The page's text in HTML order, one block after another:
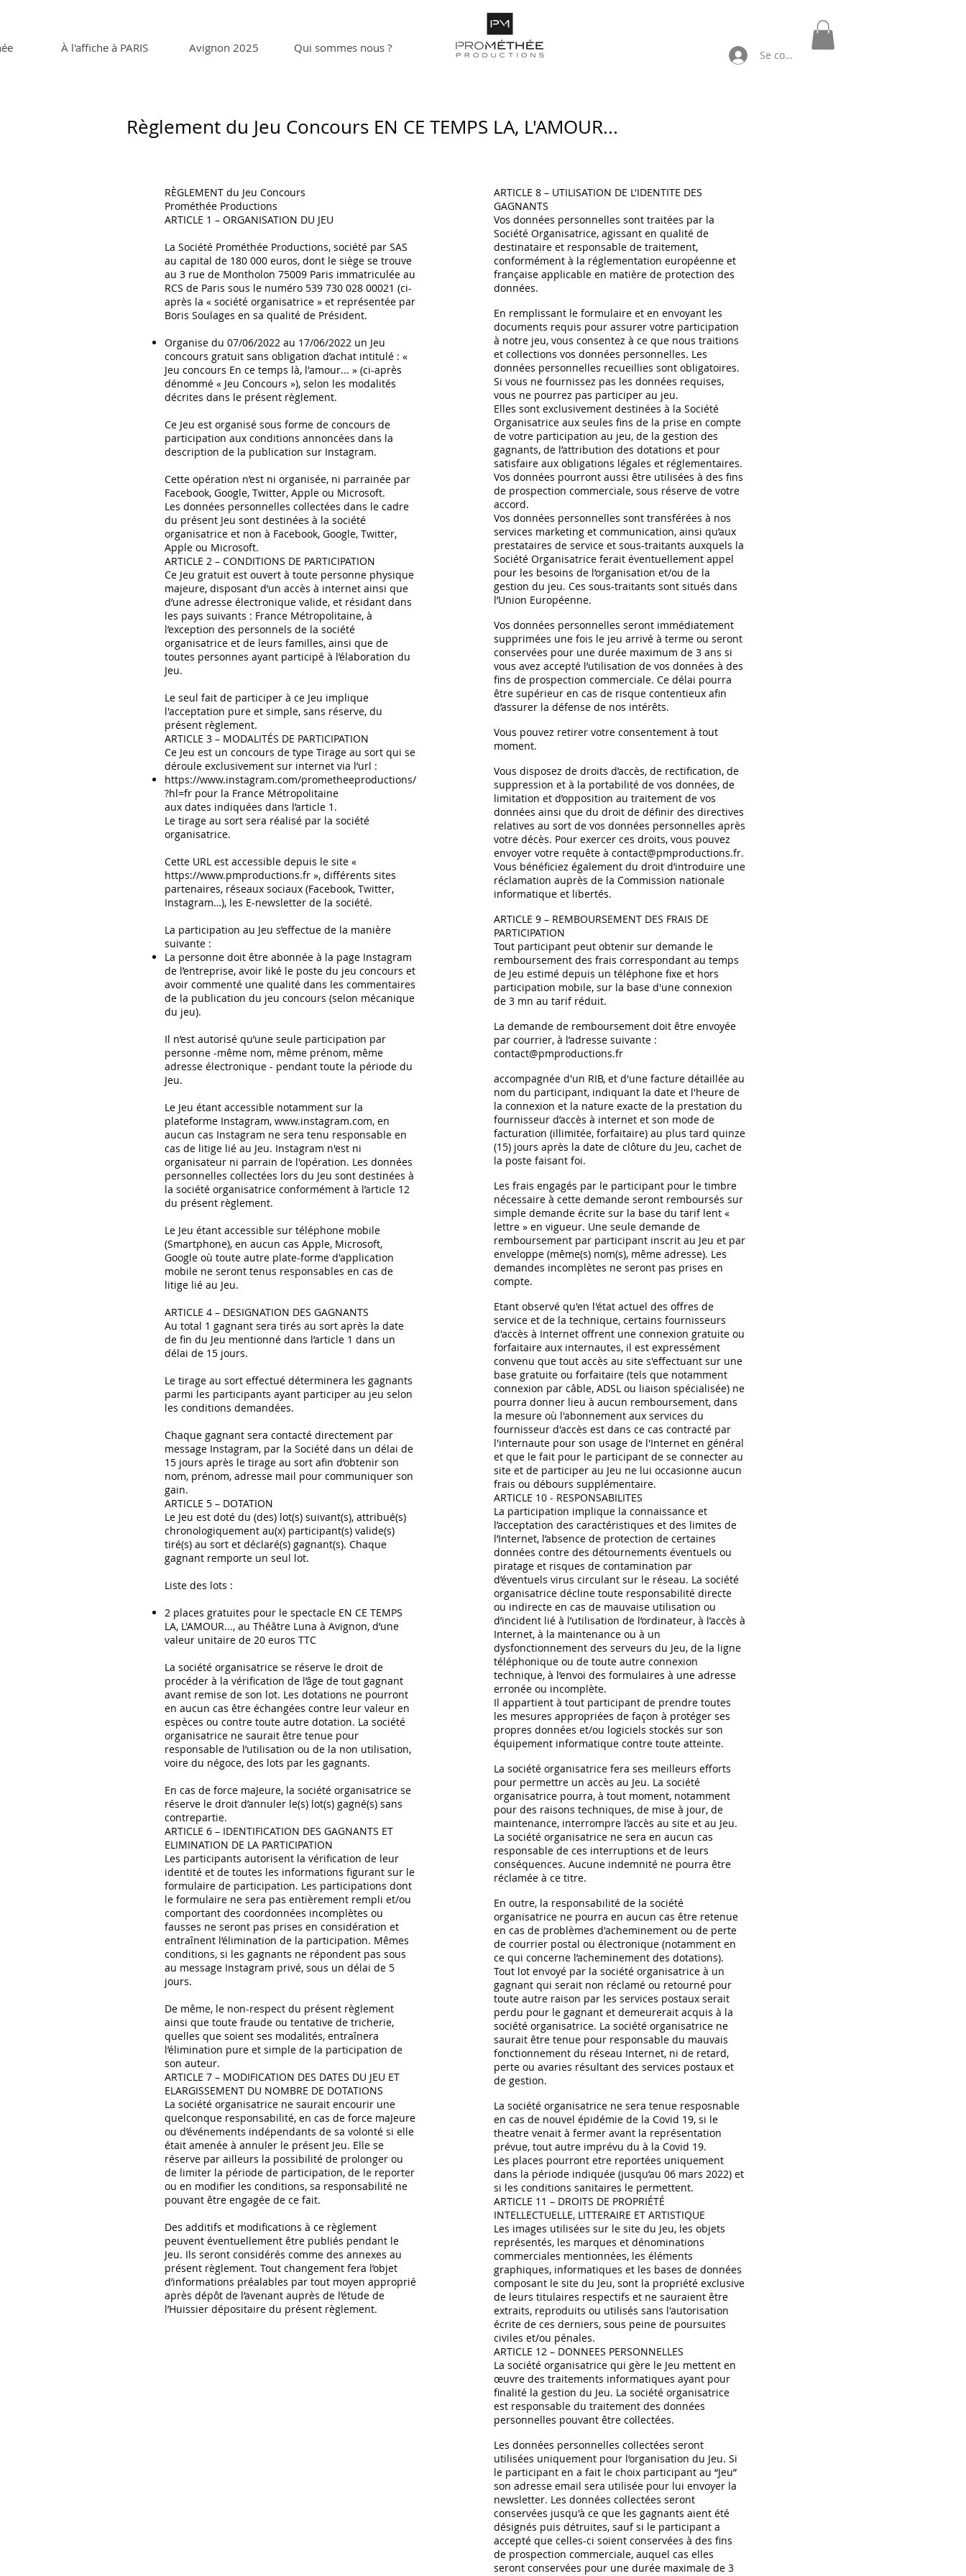
À l'affiche à PARIS Avignon 2025 Qui sommes nous ?
Se connecter
Règlement du Jeu Concours EN CE TEMPS LA, L'AMOUR...
RÈGLEMENT du Jeu Concours
Prométhée Productions
ARTICLE 1 – ORGANISATION DU JEU
La Société Prométhée Productions, société par SAS
au capital de 180 000 euros, dont le siège se trouve
au 3 rue de Montholon 75009 Paris immatriculée au
RCS de Paris sous le numéro 539 730 028 00021 (ci-
après la « société organisatrice » et représentée par
Boris Soulages en sa qualité de Président.
Organise du 07/06/2022 au 17/06/2022 un Jeu
concours gratuit sans obligation d’achat intitulé : «
Jeu concours En ce temps là, l'amour... » (ci-après
dénommé « Jeu Concours »), selon les modalités
décrites dans le présent règlement.
Ce Jeu est organisé sous forme de concours de
participation aux conditions annoncées dans la
description de la publication sur Instagram.
Cette opération n’est ni organisée, ni parrainée par
Facebook, Google, Twitter, Apple ou Microsoft.
Les données personnelles collectées dans le cadre
du présent Jeu sont destinées à la société
organisatrice et non à Facebook, Google, Twitter,
Apple ou Microsoft.
ARTICLE 2 – CONDITIONS DE PARTICIPATION
Ce Jeu gratuit est ouvert à toute personne physique
majeure, disposant d’un accès à internet ainsi que
d’une adresse électronique valide, et résidant dans
les pays suivants : France Métropolitaine, à
l’exception des personnels de la société
organisatrice et de leurs familles, ainsi que de
toutes personnes ayant participé à l’élaboration du
Jeu.
Le seul fait de participer à ce Jeu implique
l'acceptation pure et simple, sans réserve, du
présent règlement.
ARTICLE 3 – MODALITÉS DE PARTICIPATION
Ce Jeu est un concours de type Tirage au sort qui se
déroule exclusivement sur internet via l’url :
https://www.instagram.com/prometheeproductions/
?hl=fr pour la France Métropolitaine
aux dates indiquées dans l’article 1.
Le tirage au sort sera réalisé par la société
organisatrice.
Cette URL est accessible depuis le site «
https://www.pmproductions.fr », différents sites
partenaires, réseaux sociaux (Facebook, Twitter,
Instagram…), les E-newsletter de la société.
La participation au Jeu s’effectue de la manière
suivante :
La personne doit être abonnée à la page Instagram
de l’entreprise, avoir liké le poste du jeu concours et
avoir commenté une qualité dans les commentaires
de la publication du jeu concours (selon mécanique
du jeu).
Il n’est autorisé qu’une seule participation par
personne -même nom, même prénom, même
adresse électronique - pendant toute la période du
Jeu.
Le Jeu étant accessible notamment sur la
plateforme Instagram, www.instagram.com, en
aucun cas Instagram ne sera tenu responsable en
cas de litige lié au Jeu. Instagram n'est ni
organisateur ni parrain de l'opération. Les données
personnelles collectées lors du Jeu sont destinées à
la société organisatrice conformément à l’article 12
du présent règlement.
Le Jeu étant accessible sur téléphone mobile
(Smartphone), en aucun cas Apple, Microsoft,
Google où toute autre plate-forme d'application
mobile ne seront tenus responsables en cas de
litige lié au Jeu.
ARTICLE 4 – DESIGNATION DES GAGNANTS
Au total 1 gagnant sera tirés au sort après la date
de fin du Jeu mentionné dans l’article 1 dans un
délai de 15 jours.
Le tirage au sort effectué déterminera les gagnants
parmi les participants ayant participer au jeu selon
les conditions demandées.
Chaque gagnant sera contacté directement par
message Instagram, par la Société dans un délai de
15 jours après le tirage au sort afin d’obtenir son
nom, prénom, adresse mail pour communiquer son
gain.
ARTICLE 5 – DOTATION
Le Jeu est doté du (des) lot(s) suivant(s), attribué(s)
chronologiquement au(x) participant(s) valide(s)
tiré(s) au sort et déclaré(s) gagnant(s). Chaque
gagnant remporte un seul lot.
Liste des lots :
2 places gratuites pour le spectacle EN CE TEMPS
LA, L'AMOUR..., au Théâtre Luna à Avignon, d’une
valeur unitaire de 20 euros TTC
La société organisatrice se réserve le droit de
procéder à la vérification de l’âge de tout gagnant
avant remise de son lot. Les dotations ne pourront
en aucun cas être échangées contre leur valeur en
espèces ou contre toute autre dotation. La société
organisatrice ne saurait être tenue pour
responsable de l’utilisation ou de la non utilisation,
voire du négoce, des lots par les gagnants.
En cas de force maJeure, la société organisatrice se
réserve le droit d’annuler le(s) lot(s) gagné(s) sans
contrepartie.
ARTICLE 6 – IDENTIFICATION DES GAGNANTS ET
ELIMINATION DE LA PARTICIPATION
Les participants autorisent la vérification de leur
identité et de toutes les informations figurant sur le
formulaire de participation. Les participations dont
le formulaire ne sera pas entièrement rempli et/ou
comportant des coordonnées incomplètes ou
fausses ne seront pas prises en considération et
entraînent l’élimination de la participation. Mêmes
conditions, si les gagnants ne répondent pas sous
au message Instagram privé, sous un délai de 5
jours.
De même, le non-respect du présent règlement
ainsi que toute fraude ou tentative de tricherie,
quelles que soient ses modalités, entraînera
l’élimination pure et simple de la participation de
son auteur.
ARTICLE 7 – MODIFICATION DES DATES DU JEU ET
ELARGISSEMENT DU NOMBRE DE DOTATIONS
La société organisatrice ne saurait encourir une
quelconque responsabilité, en cas de force maJeure
ou d’événements indépendants de sa volonté si elle
était amenée à annuler le présent Jeu. Elle se
réserve par ailleurs la possibilité de prolonger ou
de limiter la période de participation, de le reporter
ou en modifier les conditions, sa responsabilité ne
pouvant être engagée de ce fait.
Des additifs et modifications à ce règlement
peuvent éventuellement être publiés pendant le
Jeu. Ils seront considérés comme des annexes au
présent règlement. Tout changement fera l’objet
d’informations préalables par tout moyen approprié
après dépôt de l’avenant auprès de l’étude de
l’Huissier dépositaire du présent règlement.
ARTICLE 8 – UTILISATION DE L'IDENTITE DES
GAGNANTS
Vos données personnelles sont traitées par la
Société Organisatrice, agissant en qualité de
destinataire et responsable de traitement,
conformément à la réglementation européenne et
française applicable en matière de protection des
données.
En remplissant le formulaire et en envoyant les
documents requis pour assurer votre participation
à notre jeu, vous consentez à ce que nous traitions
et collections vos données personnelles. Les
données personnelles recueillies sont obligatoires.
Si vous ne fournissez pas les données requises,
vous ne pourrez pas participer au jeu.
Elles sont exclusivement destinées à la Société
Organisatrice aux seules fins de la prise en compte
de votre participation au jeu, de la gestion des
gagnants, de l’attribution des dotations et pour
satisfaire aux obligations légales et réglementaires.
Vos données pourront aussi être utilisées à des fins
de prospection commerciale, sous réserve de votre
accord.
Vos données personnelles sont transférées à nos
services marketing et communication, ainsi qu’aux
prestataires de service et sous-traitants auxquels la
Société Organisatrice ferait éventuellement appel
pour les besoins de l’organisation et/ou de la
gestion du jeu. Ces sous-traitants sont situés dans
l’Union Européenne.
Vos données personnelles seront immédiatement
supprimées une fois le jeu arrivé à terme ou seront
conservées pour une durée maximum de 3 ans si
vous avez accepté l’utilisation de vos données à des
fins de prospection commerciale. Ce délai pourra
être supérieur en cas de risque contentieux afin
d’assurer la défense de nos intérêts.
Vous pouvez retirer votre consentement à tout
moment.
Vous disposez de droits d’accès, de rectification, de
suppression et à la portabilité de vos données, de
limitation et d’opposition au traitement de vos
données ainsi que du droit de définir des directives
relatives au sort de vos données personnelles après
votre décès. Pour exercer ces droits, vous pouvez
envoyer votre requête à contact@pmproductions.fr.
Vous bénéficiez également du droit d’introduire une
réclamation auprès de la Commission nationale
informatique et libertés.
ARTICLE 9 – REMBOURSEMENT DES FRAIS DE
PARTICIPATION
Tout participant peut obtenir sur demande le
remboursement des frais correspondant au temps
de Jeu estimé depuis un téléphone fixe et hors
participation mobile, sur la base d'une connexion
de 3 mn au tarif réduit.
La demande de remboursement doit être envoyée
par courrier, à l’adresse suivante :
contact@pmproductions.fr
accompagnée d'un RIB, et d'une facture détaillée au
nom du participant, indiquant la date et l'heure de
la connexion et la nature exacte de la prestation du
fournisseur d’accès à internet et son mode de
facturation (illimitée, forfaitaire) au plus tard quinze
(15) jours après la date de clôture du Jeu, cachet de
la poste faisant foi.
Les frais engagés par le participant pour le timbre
nécessaire à cette demande seront remboursés sur
simple demande écrite sur la base du tarif lent «
lettre » en vigueur. Une seule demande de
remboursement par participant inscrit au Jeu et par
enveloppe (même(s) nom(s), même adresse). Les
demandes incomplètes ne seront pas prises en
compte.
Etant observé qu'en l'état actuel des offres de
service et de la technique, certains fournisseurs
d'accès à Internet offrent une connexion gratuite ou
forfaitaire aux internautes, il est expressément
convenu que tout accès au site s'effectuant sur une
base gratuite ou forfaitaire (tels que notamment
connexion par câble, ADSL ou liaison spécialisée) ne
pourra donner lieu à aucun remboursement, dans
la mesure où l'abonnement aux services du
fournisseur d'accès est dans ce cas contracté par
l'internaute pour son usage de l'Internet en général
et que le fait pour le participant de se connecter au
site et de participer au Jeu ne lui occasionne aucun
frais ou débours supplémentaire.
ARTICLE 10 - RESPONSABILITES
La participation implique la connaissance et
l’acceptation des caractéristiques et des limites de
l’Internet, l’absence de protection de certaines
données contre des détournements éventuels ou
piratage et risques de contamination par
d’éventuels virus circulant sur le réseau. La société
organisatrice décline toute responsabilité directe
ou indirecte en cas de mauvaise utilisation ou
d’incident lié à l’utilisation de l’ordinateur, à l’accès à
Internet, à la maintenance ou à un
dysfonctionnement des serveurs du Jeu, de la ligne
téléphonique ou de toute autre connexion
technique, à l’envoi des formulaires à une adresse
erronée ou incomplète.
Il appartient à tout participant de prendre toutes
les mesures appropriées de façon à protéger ses
propres données et/ou logiciels stockés sur son
équipement informatique contre toute atteinte.
La société organisatrice fera ses meilleurs efforts
pour permettre un accès au Jeu. La société
organisatrice pourra, à tout moment, notamment
pour des raisons techniques, de mise à jour, de
maintenance, interrompre l’accès au site et au Jeu.
La société organisatrice ne sera en aucun cas
responsable de ces interruptions et de leurs
conséquences. Aucune indemnité ne pourra être
réclamée à ce titre.
En outre, la responsabilité de la société
organisatrice ne pourra en aucun cas être retenue
en cas de problèmes d'acheminement ou de perte
de courrier postal ou électronique (notamment en
ce qui concerne l’acheminement des dotations).
Tout lot envoyé par la société organisatrice à un
gagnant qui serait non réclamé ou retourné pour
toute autre raison par les services postaux serait
perdu pour le gagnant et demeurerait acquis à la
société organisatrice. La société organisatrice ne
saurait être tenue pour responsable du mauvais
fonctionnement du réseau Internet, ni de retard,
perte ou avaries résultant des services postaux et
de gestion.
La société organisatrice ne sera tenue resposnable
en cas de nouvel épidémie de la Covid 19, si le
theatre venait à fermer avant la représentation
prévue, tout autre imprévu du à la Covid 19.
Les places pourront etre reportées uniquement
dans la période indiquée (jusqu’au 06 mars 2022) et
si les conditions sanitaires le permettent.
ARTICLE 11 – DROITS DE PROPRIÉTÉ
INTELLECTUELLE, LITTERAIRE ET ARTISTIQUE
Les images utilisées sur le site du Jeu, les objets
représentés, les marques et dénominations
commerciales mentionnées, les éléments
graphiques, informatiques et les bases de données
composant le site du Jeu, sont la propriété exclusive
de leurs titulaires respectifs et ne sauraient être
extraits, reproduits ou utilisés sans l'autorisation
écrite de ces derniers, sous peine de poursuites
civiles et/ou pénales.
ARTICLE 12 – DONNEES PERSONNELLES
La société organisatrice qui gère le Jeu mettent en
œuvre des traitements informatiques ayant pour
finalité la gestion du Jeu. La société organisatrice
est responsable du traitement des données
personnelles pouvant être collectées.
Les données personnelles collectées seront
utilisées uniquement pour l’organisation du Jeu. Si
le participant en a fait le choix participant au “Jeu”
son adresse email sera utilisée pour lui envoyer la
newsletter. Les données collectées seront
conservées jusqu'à ce que les gagnants aient été
désignés puis détruites, sauf si le participant a
accepté que celles-ci soient conservées à des fins
de prospection commerciale, auquel cas elles
seront conservées pour une durée maximale de 3